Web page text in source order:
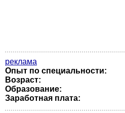
реклама
Опыт по специальности:
Возраст:
Образование:
Заработная плата: